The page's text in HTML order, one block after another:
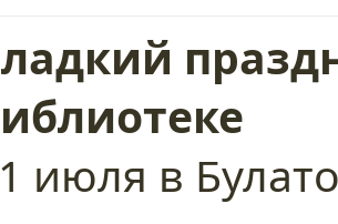
июля в